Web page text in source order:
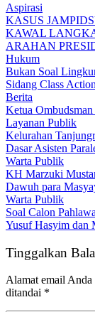
Aspirasi
KASUS
KAWAL
ARAHAN
Hukum
Bukan Soal
Sidang Class
Berita
Ketua
Layanan Publik
Kelurahan
Dasar Asisten
Warta Publik
KH Marzuki
Dawuh para
Warta Publik
Soal Calon
Yusuf Hasyim dan
Tinggalkan
Alamat email
ditandai *